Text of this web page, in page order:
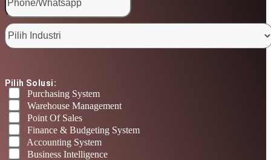
Pilih Solusi:
Purchasing System
Warehouse Management
Point Of Sales
Finance & Budgeting System
Accounting System
Business Intelligence